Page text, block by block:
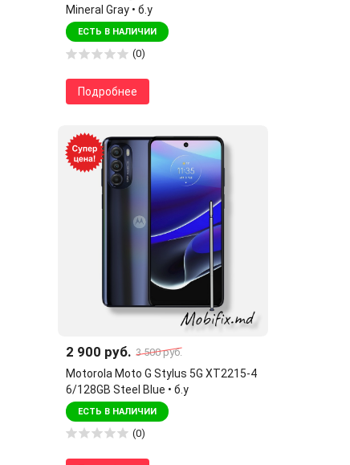
Mineral Gray • б.у
ЕСТЬ В НАЛИЧИИ
(0)
Подробнее
2 900 руб. 3 500 руб.
Motorola Moto G Stylus 5G XT2215-4
6/128GB Steel Blue • б.у
ЕСТЬ В НАЛИЧИИ
(0)